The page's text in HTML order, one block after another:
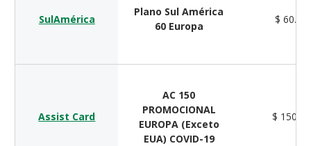
SulAmérica
Plano Sul América
60 Europa
$
Assist Card
AC 150
PROMOCIONAL
EUROPA (Exceto
EUA) COVID-19
$